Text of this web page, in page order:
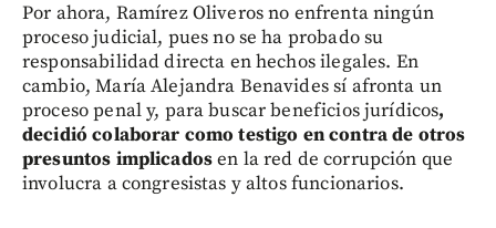
Por ahora, Ramírez Oliveros no enfrenta ningún
proceso judicial, pues no se ha probado su
responsabilidad directa en hechos ilegales. En
cambio, María Alejandra Benavides sí afronta un
proceso penal y, para buscar beneficios jurídicos,
decidió colaborar como testigo en contra de otros
presuntos implicadosen la red de corrupción que
involucra a congresistas y altos funcionarios.